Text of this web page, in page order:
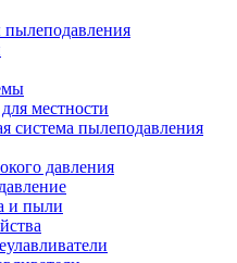
местности
система пылеподавления
давления
и пыли